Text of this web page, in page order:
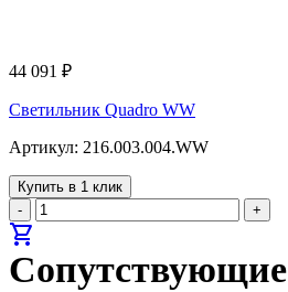
44 091 ₽
Светильник Quadro WW
Артикул: 216.003.004.WW
Купить в 1 клик
-
+
shopping_cart
Сопутствующие